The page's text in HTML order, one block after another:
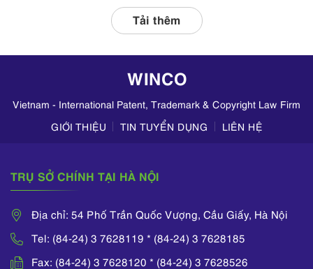
liên quan, tập
trung kiểm tra
Tải thêm
WINCO
Vietnam - International Patent, Trademark & Copyright Law Firm
GIỚI THIỆU
TIN TUYỂN DỤNG LIÊN HỆ
TRỤ SỞ CHÍNH TẠI HÀ NỘI
Địa chỉ: 54 Phố Trần Quốc Vượng, Cầu Giấy, Hà Nội
Tel: (84-24) 3 7628119 * (84-24) 3 7628185
Fax: (84-24) 3 7628120 * (84-24) 3 7628526